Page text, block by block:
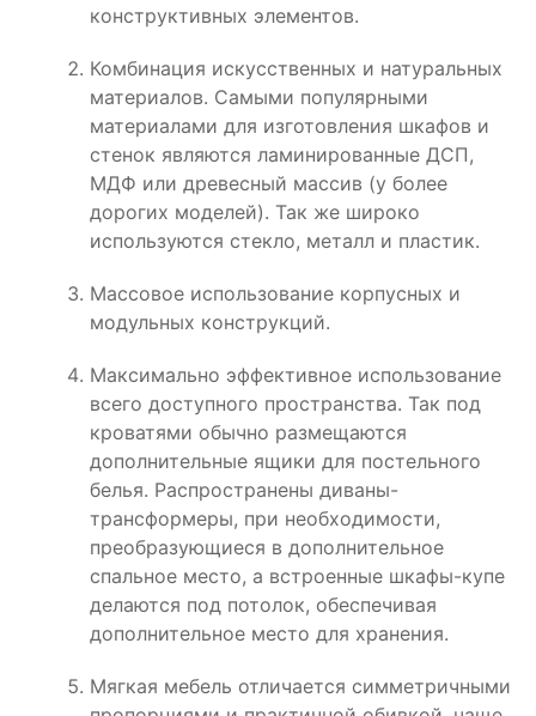
конструктивных элементов.
Комбинация искусственных и натуральных
материалов. Самыми популярными
материалами для изготовления шкафов и
стенок являются ламинированные ДСП,
МДФ или древесный массив (у более
дорогих моделей). Так же широко
используются стекло, металл и пластик.
Массовое использование корпусных и
модульных конструкций.
Максимально эффективное использование
всего доступного пространства. Так под
кроватями обычно размещаются
дополнительные ящики для постельного
белья. Распространены диваны-
трансформеры, при необходимости,
преобразующиеся в дополнительное
спальное место, а встроенные шкафы-купе
делаются под потолок, обеспечивая
дополнительное место для хранения.
Мягкая мебель отличается симметричными